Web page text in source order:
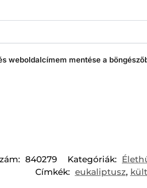
weboldalcímem mentése a
840279 Kategóriák:
Címkék: eukaliptusz,